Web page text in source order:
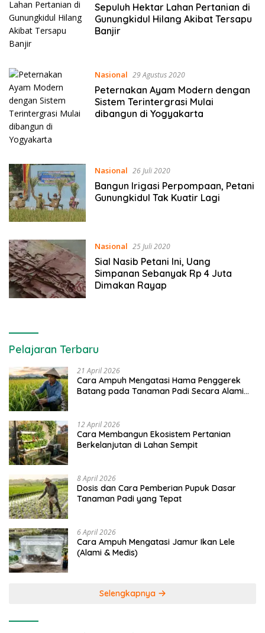
Sepuluh Hektar Lahan Pertanian di
Gunungkidul Hilang Akibat Tersapu
Banjir
Nasional 29 Agustus 2020
Peternakan Ayam Modern dengan
Sistem Terintergrasi Mulai
dibangun di Yogyakarta
Nasional 26 Juli 2020
Bangun Irigasi Perpompaan, Petani
Gunungkidul Tak Kuatir Lagi
Nasional 25 Juli 2020
Sial Nasib Petani Ini, Uang
Simpanan Sebanyak Rp 4 Juta
Dimakan Rayap
Pelajaran Terbaru
21 April 2026
Cara Ampuh Mengatasi Hama Penggerek
Batang pada Tanaman Padi Secara Alami
12 April 2026
Cara Membangun Ekosistem Pertanian
Berkelanjutan di Lahan Sempit
8 April 2026
Dosis dan Cara Pemberian Pupuk Dasar
Tanaman Padi yang Tepat
6 April 2026
Cara Ampuh Mengatasi Jamur Ikan Lele
(Alami & Medis)
Selengkapnya